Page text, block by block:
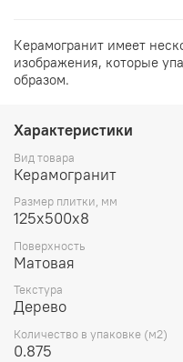
Керамогранит имеет
изображения, которые
образом.
Характеристики
Вид товара
Керамогранит
Размер плитки, мм
125х500x8
Поверхность
Матовая
Текстура
Дерево
Количество в упаковке (м2)
0.875